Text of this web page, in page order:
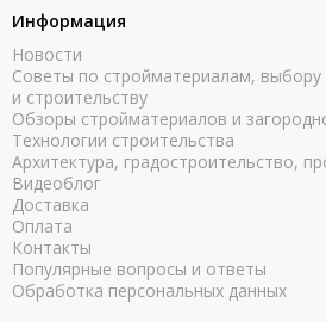
Информация
Новости
Советы по стройматериалам, выбору
и строительству
Обзоры стройматериалов и
Технологии строительства
Архитектура, градостроительство,
Видеоблог
Доставка
Оплата
Контакты
Популярные вопросы и ответы
Обработка персональных данных